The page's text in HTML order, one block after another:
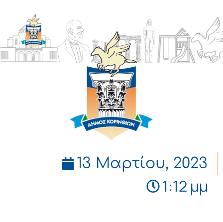
ΔΗΜΟΣ
ΚΟΡΙΝΘΙΩΝ
13 Μαρτίου, 2023
1:12 μμ